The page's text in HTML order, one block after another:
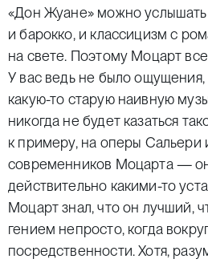
«Дон Жуане» можно услышать
и барокко, и классицизм с
на свете. Поэтому Моцарт
У вас ведь не было
какую-то старую наивную
никогда не будет казаться
к примеру, на оперы Сальери
современников Моцарта —
действительно какими-то
Моцарт знал, что он лучший,
гением непросто, когда
посредственности. Хотя,